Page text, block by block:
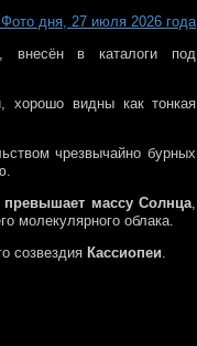
дня, 27 июля 2026 года
внесён в каталоги под
хорошо видны как тонкая
чрезвычайно бурных
превышает массу Солнца,
молекулярного облака.
созвездия Кассиопеи.